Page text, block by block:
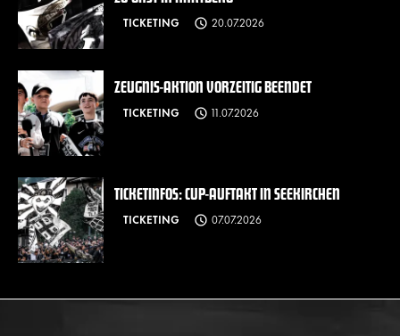
TICKETING 20.07.2026
ZEUGNIS-AKTION VORZEITIG BEENDET
TICKETING 11.07.2026
TICKETINFOS: CUP-AUFTAKT IN SEEKIRCHEN
TICKETING 07.07.2026